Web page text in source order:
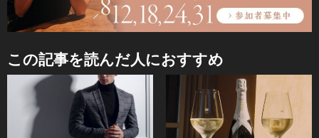
この記事を読んだ人におすすめ